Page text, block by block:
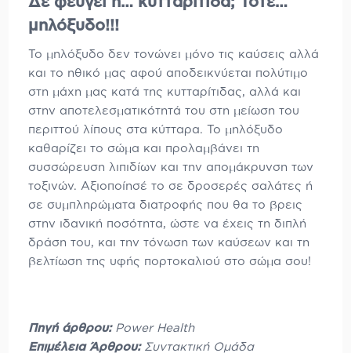
μηλόξυδο!!!
Το μηλόξυδο δεν τονώνει μόνο τις καύσεις αλλά
και το ηθικό μας αφού αποδεικνύεται πολύτιμο
στη μάχη μας κατά της κυτταρίτιδας, αλλά και
στην αποτελεσματικότητά του στη μείωση του
περιττού λίπους στα κύτταρα. Το μηλόξυδο
καθαρίζει το σώμα και προλαμβάνει τη
συσσώρευση λιπιδίων και την απομάκρυνση των
τοξινών. Αξιοποίησέ το σε δροσερές σαλάτες ή
σε συμπληρώματα διατροφής που θα το βρεις
στην ιδανική ποσότητα, ώστε να έχεις τη διπλή
δράση του, και την τόνωση των καύσεων και τη
βελτίωση της υφής πορτοκαλιού στο σώμα σου!
Πηγή άρθρου:Power Health
Επιμέλεια Άρθρου:Συντακτική Ομάδα